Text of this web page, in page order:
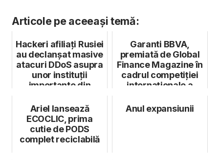
Articole pe aceeași temă:
Hackeri afiliați Rusiei
au declanșat masive
atacuri DDoS asupra
unor instituții
importante din
Garanti BBVA,
premiată de Global
Finance Magazine în
cadrul competiției
internaționale a
Ariel lansează
ECOCLIC, prima
cutie de PODS
complet reciclabilă
Anul expansiunii